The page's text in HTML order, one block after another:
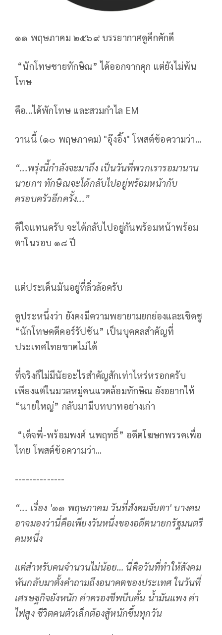
๑๑ พฤษภาคม ๒๕๖๙ บรรยากาศดูคึกคักดี
“นักโทษชายทักษิณ” ได้ออกจากคุก แต่ยังไม่พ้น
โทษ
คือ...ได้พักโทษ และสวมกำไล EM
วานนี้ (๑๐ พฤษภาคม) "อุ๊งอิ๊ง" โพสต์ข้อความว่า...
“...พรุ่งนี้กำลังจะมาถึง เป็นวันที่พวกเรารอมานาน
นายกฯ ทักษิณจะได้กลับไปอยู่พร้อมหน้ากับ
ครอบครัวอีกครั้ง...”
ดีใจแทนครับ จะได้กลับไปอยู่กันพร้อมหน้าพร้อม
ตาในรอบ ๑๘ ปี
แต่ประเด็นมันอยู่ที่ลิ่วล้อครับ
ดูประหนึ่งว่า ยังคงมีความพยายามยกย่องและเชิดชู
“นักโทษคดีคอร์รัปชัน” เป็นบุคคลสำคัญที่
ประเทศไทยขาดไม่ได้
ที่จริงก็ไม่มีนัยอะไรสำคัญสักเท่าไหร่หรอกครับ
เพียงแต่ในมวลหมู่คนแวดล้อมทักษิณ ยังอยากให้
“นายใหญ่” กลับมามีบทบาทอย่างเก่า
“เด็จพี่-พร้อมพงศ์ นพฤทธิ์” อดีตโฆษกพรรคเพื่อ
ไทย โพสต์ข้อความว่า...
--------------
“... เรื่อง '๑๑ พฤษภาคม วันที่สังคมจับตา' บางคน
อาจมองว่านี่คือเพียงวันหนึ่งของอดีตนายกรัฐมนตรี
คนหนึ่ง
แต่สำหรับคนจำนวนไม่น้อย… นี่คือวันที่ทำให้สังคม
หันกลับมาตั้งคำถามถึงอนาคตของประเทศ ในวันที่
เศรษฐกิจยังหนัก ค่าครองชีพบีบคั้น น้ำมันแพง ค่า
ไฟสูง ชีวิตคนตัวเล็กต้องสู้หนักขึ้นทุกวัน